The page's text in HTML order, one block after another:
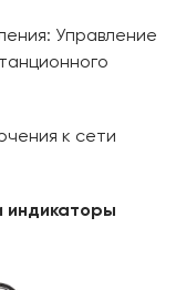
Управление
к сети
индикаторы